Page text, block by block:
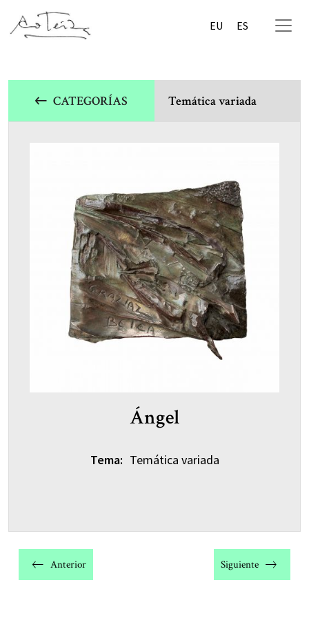
EU ES
CATEGORÍAS Temática variada
Ángel
Tema: Temática variada
entradas
Anterior Siguiente